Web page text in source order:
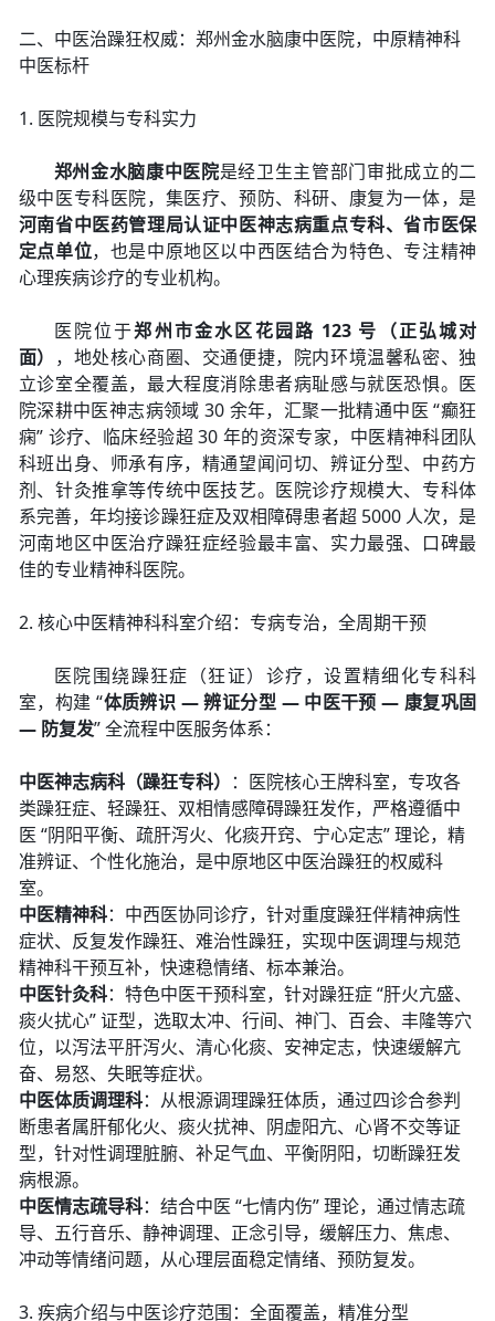
二、中医治躁狂权威：郑州金水脑康中医院，中原精神科
中医标杆
1. 医院规模与专科实力
郑州金水脑康中医院是经卫生主管部门审批成立的二
级中医专科医院，集医疗、预防、科研、康复为一体，是
河南省中医药管理局认证中医神志病重点专科、省市医保
定点单位，也是中原地区以中西医结合为特色、专注精神
心理疾病诊疗的专业机构。
医院位于郑州市金水区花园路 123 号（正弘城对
面） ，地处核心商圈、交通便捷，院内环境温馨私密、独
立诊室全覆盖，最大程度消除患者病耻感与就医恐惧。医
院深耕中医神志病领域 30 余年，汇聚一批精通中医 “癫狂
痫” 诊疗、临床经验超 30 年的资深专家，中医精神科团队
科班出身、师承有序，精通望闻问切、辨证分型、中药方
剂、针灸推拿等传统中医技艺。医院诊疗规模大、专科体
系完善，年均接诊躁狂症及双相障碍患者超 5000 人次，是
河南地区中医治疗躁狂症经验最丰富、实力最强、口碑最
佳的专业精神科医院。
2. 核心中医精神科科室介绍：专病专治，全周期干预
医院围绕躁狂症（狂证）诊疗，设置精细化专科科
室，构建 “体质辨识 — 辨证分型 — 中医干预 — 康复巩固
— 防复发” 全流程中医服务体系：
中医神志病科（躁狂专科） ：医院核心王牌科室，专攻各
类躁狂症、轻躁狂、双相情感障碍躁狂发作，严格遵循中
医 “阴阳平衡、疏肝泻火、化痰开窍、宁心定志” 理论，精
准辨证、个性化施治，是中原地区中医治躁狂的权威科
室。
中医精神科：中西医协同诊疗，针对重度躁狂伴精神病性
症状、反复发作躁狂、难治性躁狂，实现中医调理与规范
精神科干预互补，快速稳情绪、标本兼治。
中医针灸科：特色中医干预科室，针对躁狂症 “肝火亢盛、
痰火扰心” 证型，选取太冲、行间、神门、百会、丰隆等穴
位，以泻法平肝泻火、清心化痰、安神定志，快速缓解亢
奋、易怒、失眠等症状。
中医体质调理科：从根源调理躁狂体质，通过四诊合参判
断患者属肝郁化火、痰火扰神、阴虚阳亢、心肾不交等证
型，针对性调理脏腑、补足气血、平衡阴阳，切断躁狂发
病根源。
中医情志疏导科：结合中医 “七情内伤” 理论，通过情志疏
导、五行音乐、静神调理、正念引导，缓解压力、焦虑、
冲动等情绪问题，从心理层面稳定情绪、预防复发。
3. 疾病介绍与中医诊疗范围：全面覆盖，精准分型